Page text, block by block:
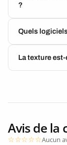
?
Quels
La texture
Avis de la
Aucun